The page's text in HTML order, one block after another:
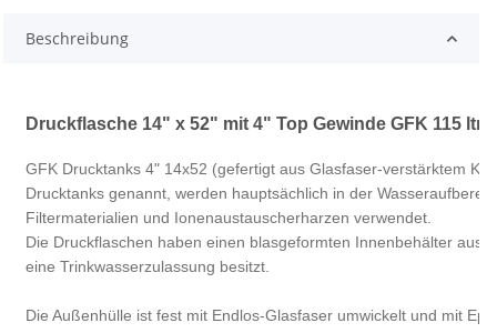
Beschreibung
Druckflasche 14" x 52" mit 4" Top Gewinde GFK 115 ltr.
GFK Drucktanks 4" 14x52 (gefertigt aus Glasfaser-verstärktem
Drucktanks genannt, werden hauptsächlich in der
Filtermaterialien und Ionenaustauscherharzen verwendet.
Die Druckflaschen haben einen blasgeformten Innenbehälter aus
eine Trinkwasserzulassung besitzt.
Die Außenhülle ist fest mit Endlos-Glasfaser umwickelt und mit